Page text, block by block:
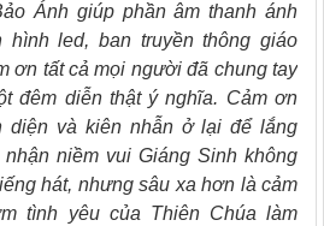
Ánh giúp phần âm thanh ánh
hình led, ban truyền thông giáo
ơn tất cả mọi người đã chung tay
đêm diễn thật ý nghĩa. Cảm ơn
diện và kiên nhẫn ở lại để lắng
niềm vui Giáng Sinh không
hát, nhưng sâu xa hơn là cảm
tình yêu của Thiên Chúa làm